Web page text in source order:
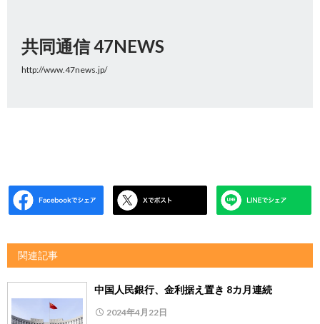
共同通信 47NEWS
http://www.47news.jp/
関連記事
中国人民銀行、金利据え置き 8カ月連続
2024年4月22日